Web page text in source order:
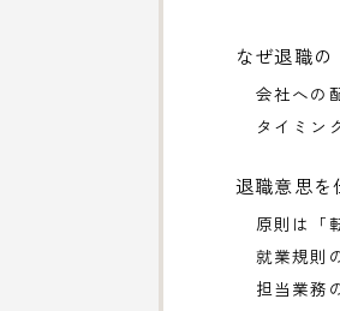
なぜ退職
会社への
タイミン
退職意思を
原則は「
就業規則
担当業務